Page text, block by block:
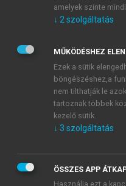
Kérek értesítést a
Kérek értesítést az
Adatkezelési
veszem és elfogadom.
Általános vásárlási
mersz.huoldalak
tudomásul veszem és
amelyek szinte
↓ 2 szolgáltatás
MŰKÖDÉSHEZ
Ezek a sütik
böngészéshez,a
nem tilthatják le
tartoznak többek
kezelő sütik.
↓ 3 szolgáltatás
ÖSSZES APP
Használja ezt a